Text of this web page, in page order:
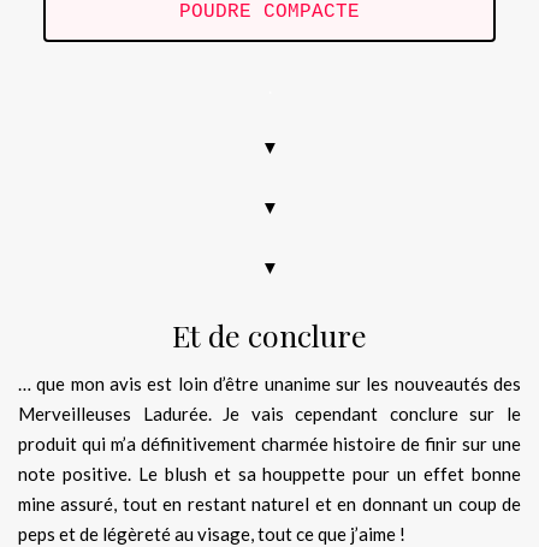
POUDRE COMPACTE
▼
▼
▼
Et de conclure
… que mon avis est loin d’être unanime sur les nouveautés des
Merveilleuses Ladurée. Je vais cependant conclure sur le
produit qui m’a définitivement charmée histoire de finir sur une
note positive. Le blush et sa houppette pour un effet bonne
mine assuré, tout en restant naturel et en donnant un coup de
peps et de légèreté au visage, tout ce que j’aime !